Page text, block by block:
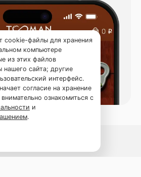
Океанский пр., 98а
cookie-файлы для хранения
компьютере
из этих файлов
нашего сайта; другие
интерфейс.
согласие на хранение
ознакомиться с
и
.